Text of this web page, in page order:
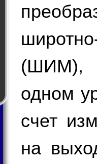
(ШИМ),
одном
счет
на